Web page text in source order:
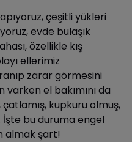
çeşitli yükleri
evde bulaşık
özellikle kış
ellerimiz
zarar görmesini
el bakımını da
kupkuru olmuş,
bu duruma engel
almak şart!